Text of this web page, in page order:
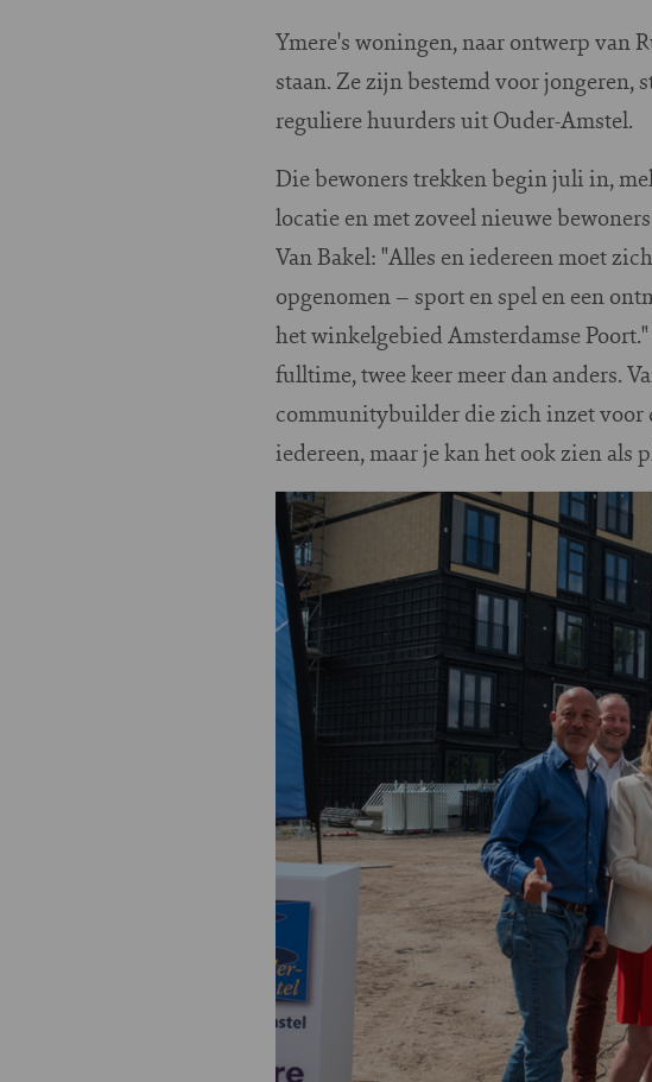
Ymere's woningen, naar ontwerp van
staan. Ze zijn bestemd voor jongeren,
reguliere huurders uit Ouder-Amstel.
Die bewoners trekken begin juli in,
locatie en met zoveel nieuwe
Van Bakel: "Alles en iedereen moet
opgenomen – sport en spel en een
het winkelgebied Amsterdamse
fulltime, twee keer meer dan anders.
communitybuilder die zich inzet voor
iedereen, maar je kan het ook zien als
Image